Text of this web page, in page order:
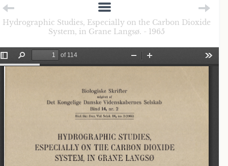
Hydrographic Studies, Especially on the Carbon Dioxide
System, in Grane Langsø. - 1965